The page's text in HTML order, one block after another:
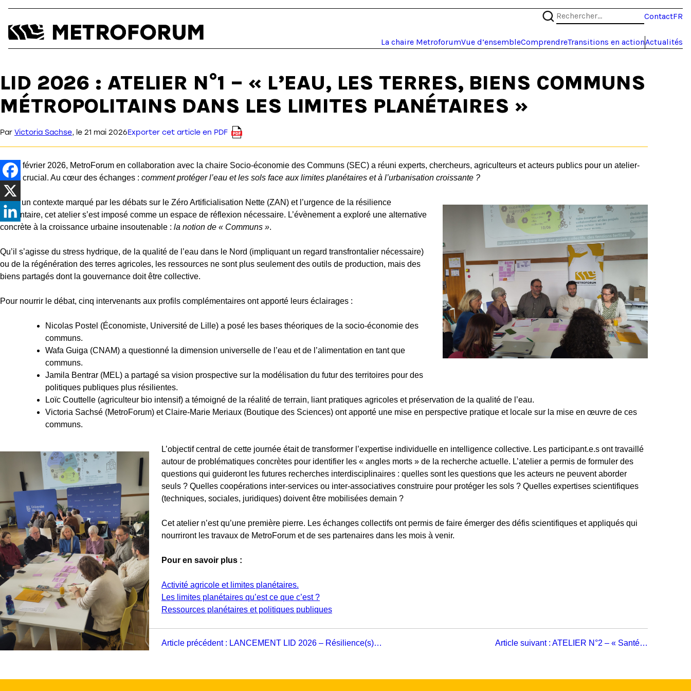
contenu
Rechercher : ContactFR
La chaire MetroforumVue d’ensembleComprendreTransitions en actionActualités
LID 2026 : ATELIER N°1 – « L’EAU, LES TERRES, BIENS COMMUNS
MÉTROPOLITAINS DANS LES LIMITES PLANÉTAIRES »
Par Victoria Sachse, le 21 mai 2026Exporter cet article en PDF
Le 12 février 2026, MetroForum en collaboration avec la chaire Socio-économie des Communs (SEC) a réuni experts, chercheurs, agriculteurs et acteurs publics pour un atelier-
débat crucial. Au cœur des échanges : comment protéger l’eau et les sols face aux limites planétaires et à l’urbanisation croissante ?
Dans un contexte marqué par les débats sur le Zéro Artificialisation Nette (ZAN) et l’urgence de la résilience
alimentaire, cet atelier s’est imposé comme un espace de réflexion nécessaire. L’évènement a exploré une alternative
concrète à la croissance urbaine insoutenable : la notion de « Communs ».
Qu’il s’agisse du stress hydrique, de la qualité de l’eau dans le Nord (impliquant un regard transfrontalier nécessaire)
ou de la régénération des terres agricoles, les ressources ne sont plus seulement des outils de production, mais des
biens partagés dont la gouvernance doit être collective.
Pour nourrir le débat, cinq intervenants aux profils complémentaires ont apporté leurs éclairages :
Nicolas Postel (Économiste, Université de Lille) a posé les bases théoriques de la socio-économie des
communs.
Wafa Guiga (CNAM) a questionné la dimension universelle de l’eau et de l’alimentation en tant que
communs.
Jamila Bentrar (MEL) a partagé sa vision prospective sur la modélisation du futur des territoires pour des
politiques publiques plus résilientes.
Loïc Couttelle (agriculteur bio intensif) a témoigné de la réalité de terrain, liant pratiques agricoles et préservation de la qualité de l’eau.
Victoria Sachsé (MetroForum) et Claire-Marie Meriaux (Boutique des Sciences) ont apporté une mise en perspective pratique et locale sur la mise en œuvre de ces
communs.
L’objectif central de cette journée était de transformer l’expertise individuelle en intelligence collective. Les participant.e.s ont travaillé
autour de problématiques concrètes pour identifier les « angles morts » de la recherche actuelle. L’atelier a permis de formuler des
questions qui guideront les futures recherches interdisciplinaires : quelles sont les questions que les acteurs ne peuvent aborder
seuls ? Quelles coopérations inter-services ou inter-associatives construire pour protéger les sols ? Quelles expertises scientifiques
(techniques, sociales, juridiques) doivent être mobilisées demain ?
Cet atelier n’est qu’une première pierre. Les échanges collectifs ont permis de faire émerger des défis scientifiques et appliqués qui
nourriront les travaux de MetroForum et de ses partenaires dans les mois à venir.
Pour en savoir plus :
Activité agricole et limites planétaires.
Les limites planétaires qu’est ce que c’est ?
Ressources planétaires et politiques publiques
Navigation
de
Article précédent : LANCEMENT LID 2026 – Résilience(s)… Article suivant : ATELIER N°2 – « Santé…